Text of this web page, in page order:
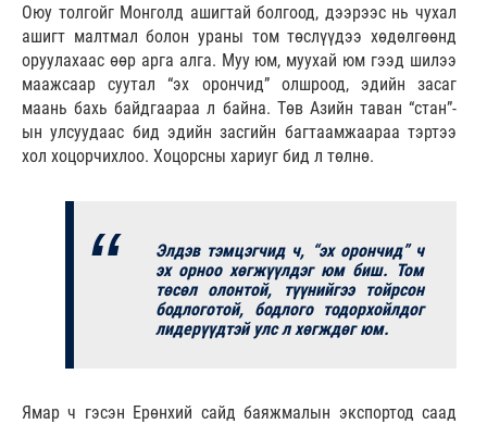
Оюу толгойг Монголд ашигтай болгоод, дээрээс нь чухал
ашигт малтмал болон ураны том төслүүдээ хөдөлгөөнд
оруулахаас өөр арга алга. Муу юм, муухай юм гээд шилээ
маажсаар суутал “эх орончид” олшроод, эдийн засаг
маань бахь байдгаараа л байна. Төв Азийн таван “стан”-
ын улсуудаас бид эдийн засгийн багтаамжаараа тэртээ
хол хоцорчихлоо. Хоцорсны хариуг бид л төлнө.
Элдэв тэмцэгчид ч, “эх орончид” ч
эх орноо хөгжүүлдэг юм биш. Том
төсөл олонтой, түүнийгээ тойрсон
бодлоготой, бодлого тодорхойлдог
лидерүүдтэй улс л хөгждөг юм.
Ямар ч гэсэн Ерөнхий сайд баяжмалын экспортод саад